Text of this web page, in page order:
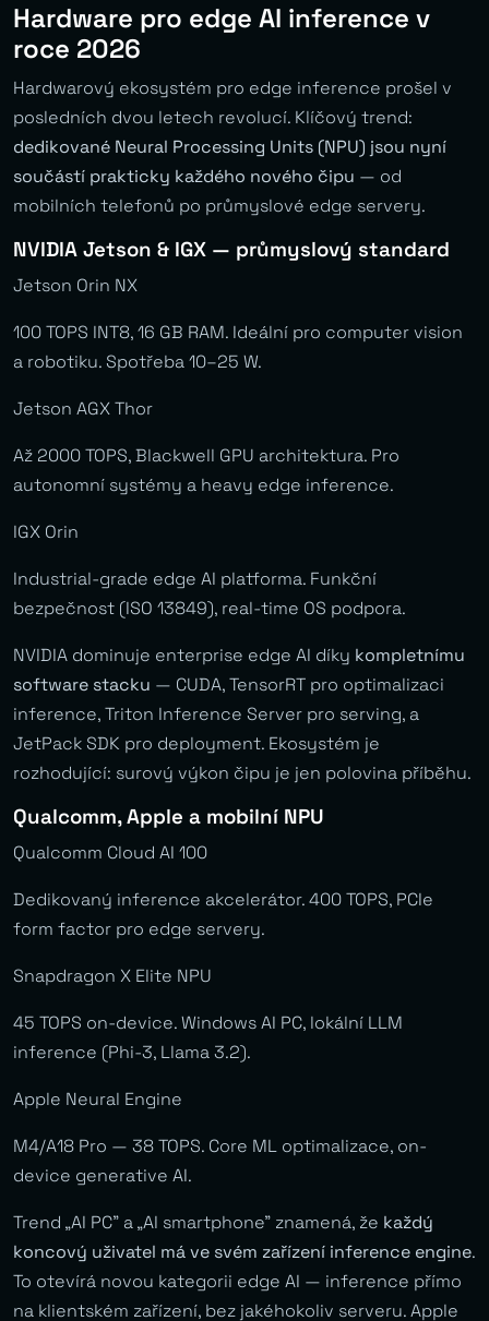
Hardware pro edge AI inference v
roce 2026
Hardwarový ekosystém pro edge inference prošel v
posledních dvou letech revolucí. Klíčový trend:
dedikované Neural Processing Units (NPU) jsou nyní
součástí prakticky každého nového čipu — od
mobilních telefonů po průmyslové edge servery.
NVIDIA Jetson & IGX — průmyslový standard
Jetson Orin NX
100 TOPS INT8, 16 GB RAM. Ideální pro computer vision
a robotiku. Spotřeba 10–25 W.
Jetson AGX Thor
Až 2000 TOPS, Blackwell GPU architektura. Pro
autonomní systémy a heavy edge inference.
IGX Orin
Industrial-grade edge AI platforma. Funkční
bezpečnost (ISO 13849), real-time OS podpora.
NVIDIA dominuje enterprise edge AI díky kompletnímu
software stacku — CUDA, TensorRT pro optimalizaci
inference, Triton Inference Server pro serving, a
JetPack SDK pro deployment. Ekosystém je
rozhodující: surový výkon čipu je jen polovina příběhu.
Qualcomm, Apple a mobilní NPU
Qualcomm Cloud AI 100
Dedikovaný inference akcelerátor. 400 TOPS, PCIe
form factor pro edge servery.
Snapdragon X Elite NPU
45 TOPS on-device. Windows AI PC, lokální LLM
inference (Phi-3, Llama 3.2).
Apple Neural Engine
M4/A18 Pro — 38 TOPS. Core ML optimalizace, on-
device generative AI.
Trend „AI PC” a „AI smartphone” znamená, že každý
koncový uživatel má ve svém zařízení inference engine.
To otevírá novou kategorii edge AI — inference přímo
na klientském zařízení, bez jakéhokoliv serveru. Apple